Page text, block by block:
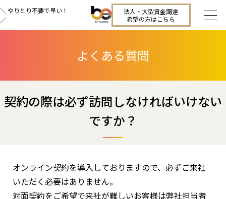
＼ やりとり不要で早い！
／
法人・大型資金調達
希望の方はこちら
よくある質問
契約の際は必ず訪問しなければいけない
ですか？
オンライン契約を導入しておりますので、必ずご来社
いただく必要はありません。
対面契約をご希望で来社が難しいお客様は弊社担当者